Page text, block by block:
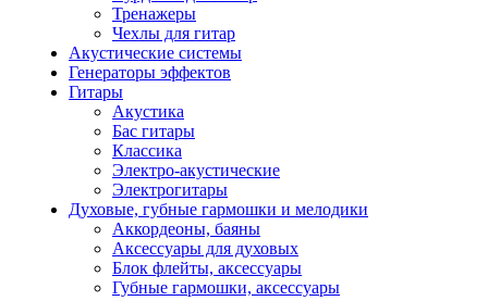
Тренажеры
Чехлы для гитар
Акустические системы
Генераторы эффектов
Гитары
Акустика
Бас гитары
Классика
Электро-акустические
Электрогитары
Духовые, губные гармошки и мелодики
Аккордеоны, баяны
Аксессуары для духовых
Блок флейты, аксессуары
Губные гармошки, аксессуары